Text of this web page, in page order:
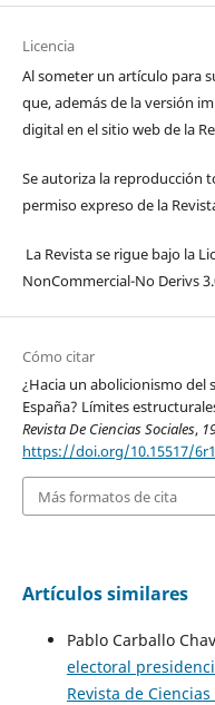
Licencia
Al someter un artículo para
que, además de la versión
digital en el sitio web de la
Se autoriza la reproducción
permiso expreso de la
La Revista se rigue bajo la
NonCommercial-No Derivs
Cómo citar
¿Hacia un abolicionismo del
España? Límites
Revista De Ciencias Sociales,
https://doi.org/10.15517/
Más formatos de cita
Artículos similares
Pablo Carballo
electoral
Revista de